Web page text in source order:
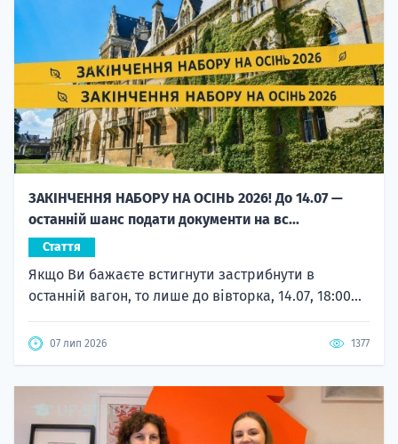
ЗАКІНЧЕННЯ НАБОРУ НА ОСІНЬ 2026! До 14.07 —
останній шанс подати документи на вс...
Стаття
Якщо Ви бажаєте встигнути застрибнути в
останній вагон, то лише до вівторка, 14.07, 18:00...
07 лип 2026 1377